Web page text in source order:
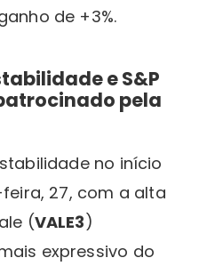
de +3%.
e S&P
pela
no início
27, com a alta
(VALE3)
expressivo do